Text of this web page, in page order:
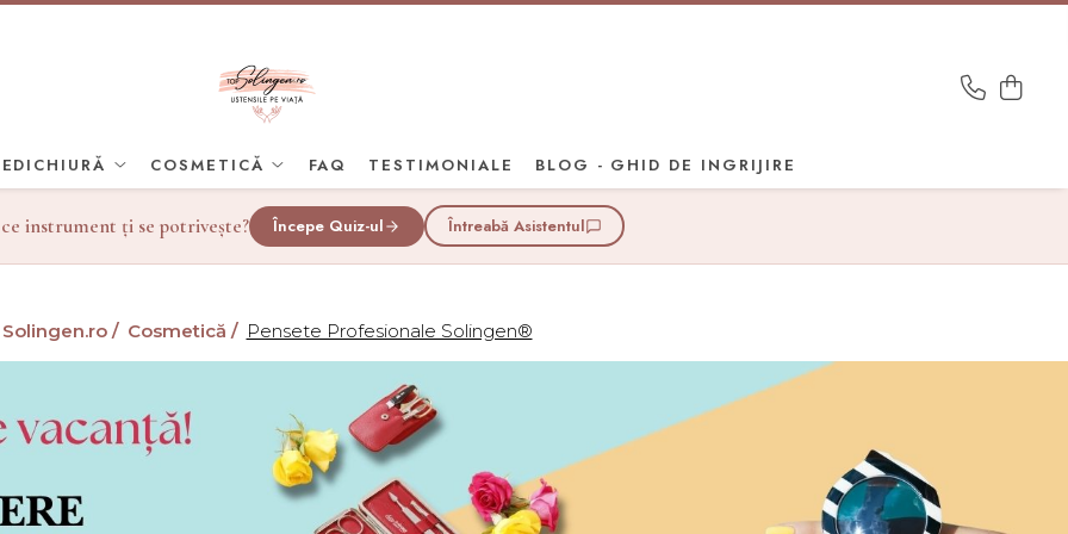
COSMETICĂ FAQ TESTIMONIALE BLOG - GHID DE INGRIJIRE
instrument ți se potrivește? Începe Quiz-ul Întreabă Asistentul
Solingen.ro / Cosmetică / Pensete Profesionale Solingen®